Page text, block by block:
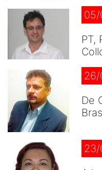
05/
PT,
26/
De
23/